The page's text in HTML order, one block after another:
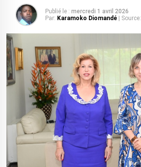
Publié le : mercredi 1 avril 2026
Par: Karamoko Diomandé | Source: